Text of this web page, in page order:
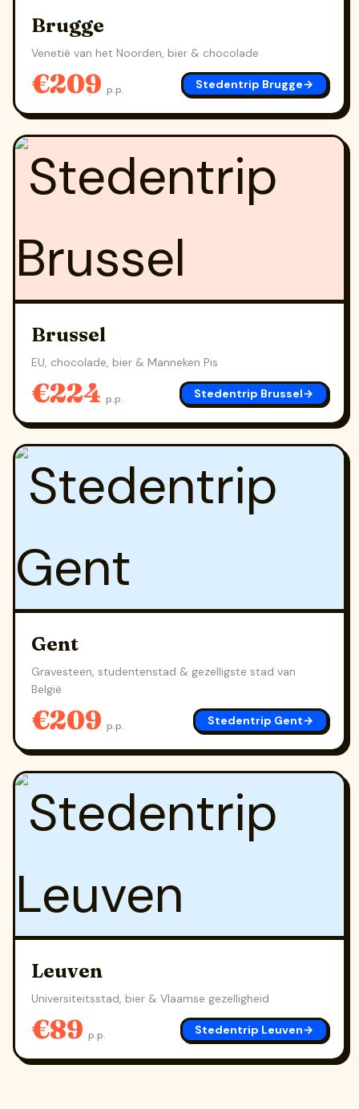
Brugge
Venetië van het Noorden, bier & chocolade
€209 p.p. Stedentrip Brugge→
Brussel
EU, chocolade, bier & Manneken Pis
€224 p.p. Stedentrip Brussel→
Gent
Gravesteen, studentenstad & gezelligste stad van
België
€209 p.p. Stedentrip Gent→
Leuven
Universiteitsstad, bier & Vlaamse gezelligheid
€89 p.p. Stedentrip Leuven→